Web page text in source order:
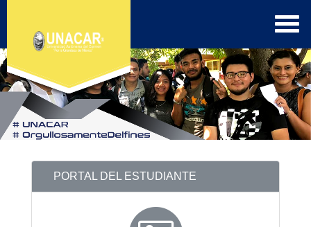
PORTAL DEL ESTUDIANTE